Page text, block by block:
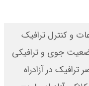
و کنترل ترافیک
جوی و ترافیکی
در آزادراه